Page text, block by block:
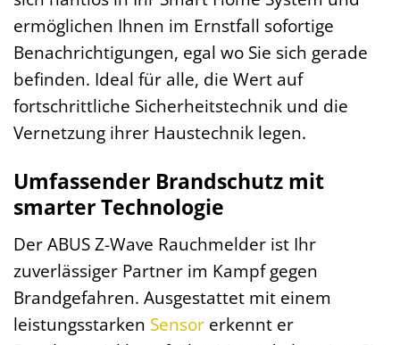
ermöglichen Ihnen im Ernstfall sofortige
Benachrichtigungen, egal wo Sie sich gerade
befinden. Ideal für alle, die Wert auf
fortschrittliche Sicherheitstechnik und die
Vernetzung ihrer Haustechnik legen.
Umfassender Brandschutz mit
smarter Technologie
Der ABUS Z-Wave Rauchmelder ist Ihr
zuverlässiger Partner im Kampf gegen
Brandgefahren. Ausgestattet mit einem
leistungsstarken Sensor erkennt er